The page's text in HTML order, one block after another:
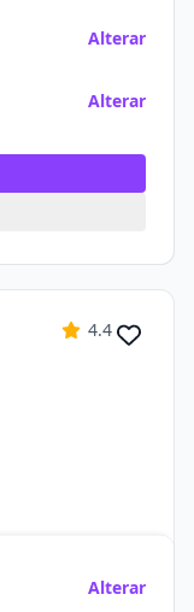
Alterar
Alterar
4.4
Alterar